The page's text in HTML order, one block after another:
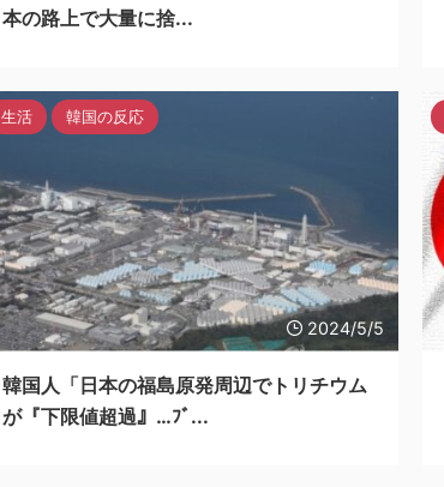
本の路上で大量に捨...
2024/5/5
生活 韓国の反応
韓国人「日本の福島原発周辺でトリチウム
が『下限値超過』…ﾌﾞ...